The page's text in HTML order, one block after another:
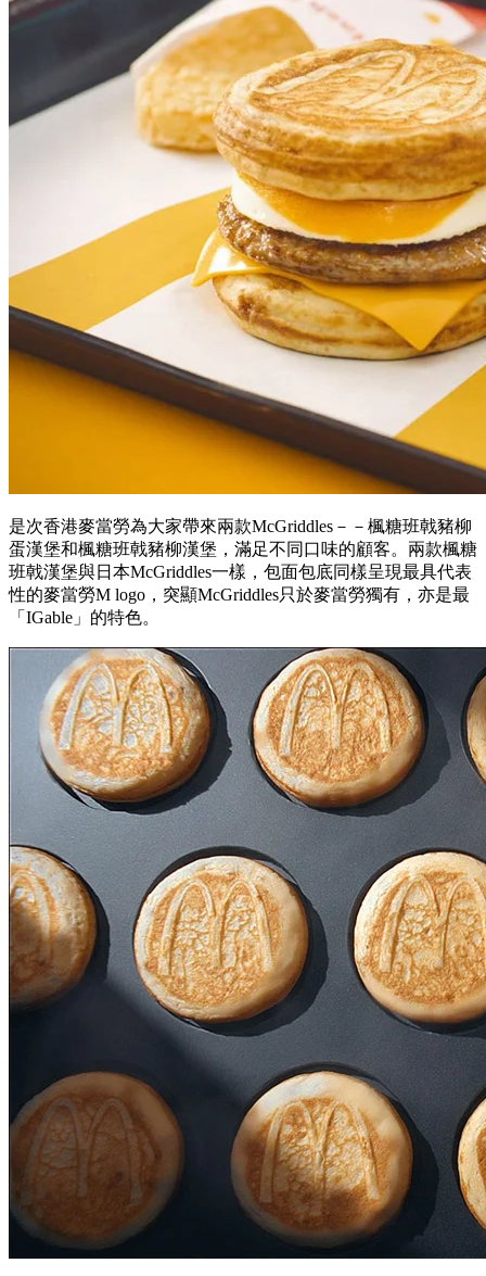
是次香港麥當勞為大家帶來兩款McGriddles－－楓糖班戟豬柳
蛋漢堡和楓糖班戟豬柳漢堡，滿足不同口味的顧客。兩款楓糖
班戟漢堡與日本McGriddles一樣，包面包底同樣呈現最具代表
性的麥當勞M logo，突顯McGriddles只於麥當勞獨有，亦是最
「IGable」的特色。